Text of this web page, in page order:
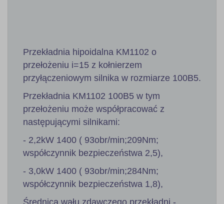
Przekładnia hipoidalna KM1102 o
przełożeniu i=15 z kołnierzem
przyłączeniowym silnika w rozmiarze 100B5.
Przekładnia KM1102 100B5 w tym
przełożeniu może współpracować z
następującymi silnikami:
- 2,2kW 1400 ( 93obr/min;209Nm;
współczynnik bezpieczeństwa 2,5),
- 3,0kW 1400 ( 93obr/min;284Nm;
współczynnik bezpieczeństwa 1,8),
Średnica wału zdawczego przekładni -